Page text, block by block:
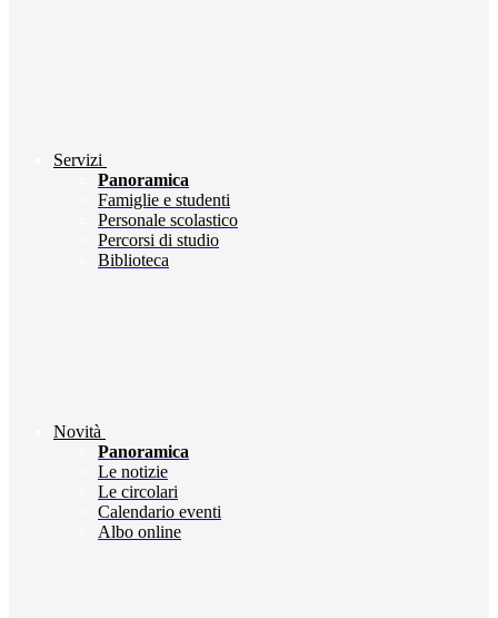
Servizi
Panoramica
Famiglie e studenti
Personale scolastico
Percorsi di studio
Biblioteca
Novità
Panoramica
Le notizie
Le circolari
Calendario eventi
Albo online